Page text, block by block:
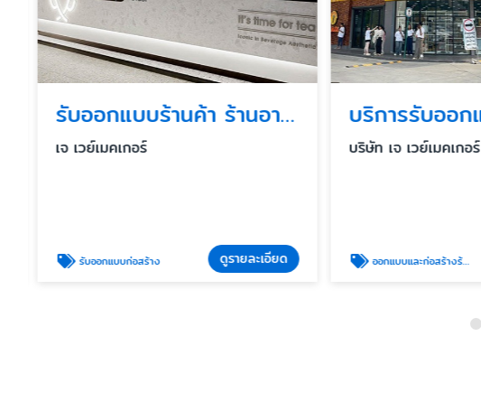
รับออกแบบร้านค้า ร้านอาหารในห้าง
เจ เวย์เมคเกอร์
รับออกแบบก่อสร้าง ดูรายละเอียด
บริษัท เจ เวย์เมคเกอร์
ออกแบบและก่อสร้างร้านอาหารแฟรนไชน์